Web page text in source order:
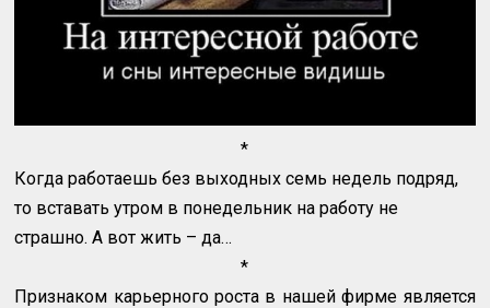
*
Когда работаешь без выходных семь недель подряд,
то вставать утром в понедельник на работу не
страшно. А вот жить – да…
*
Признаком карьерного роста в нашей фирме является